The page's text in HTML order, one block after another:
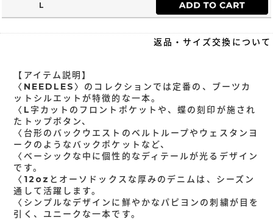
L
返品・サイズ交換について
【アイテム説明】
〈NEEDLES〉のコレクションでは定番の、ブーツカ
ットシルエットが特徴的な一本。
〈L字カットのフロントポケットや、蝶の刻印が施され
たトップボタン、
〈台形のバックウエストのベルトループやウェスタンヨ
ークのようなバックポケットなど、
〈ベーシックな中に個性的なディテールが光るデザイン
です。
〈12ozとオーソドックスな厚みのデニムは、シーズン
通して活躍します。
〈シンプルなデザインに鮮やかなパピヨンの刺繍が目を
引く、ユニークな一本です。